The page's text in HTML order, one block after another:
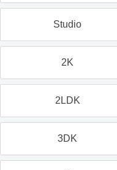
Studio
2K
2LDK
3DK